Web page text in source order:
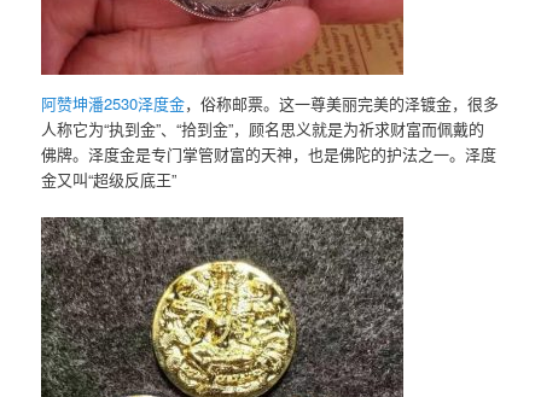
阿赞坤潘2530泽度金，俗称邮票。这一尊美丽完美的泽镀金，很多
人称它为“执到金”、“拾到金”，顾名思义就是为祈求财富而佩戴的
佛牌。泽度金是专门掌管财富的天神，也是佛陀的护法之一。泽度
金又叫“超级反底王”